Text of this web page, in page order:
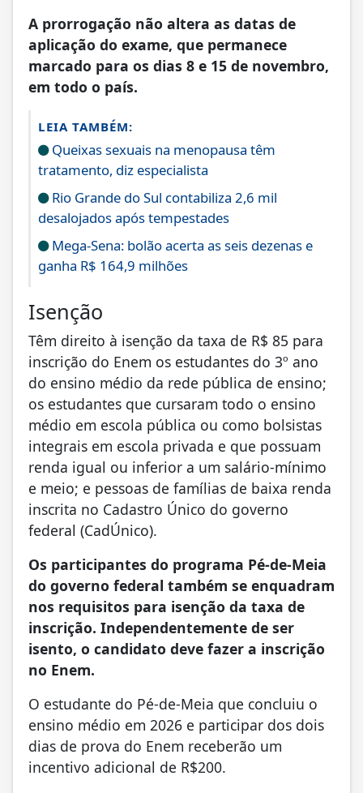
A prorrogação não altera as datas de
aplicação do exame, que permanece
marcado para os dias 8 e 15 de novembro,
em todo o país.
LEIA TAMBÉM:
Queixas sexuais na menopausa têm
tratamento, diz especialista
Rio Grande do Sul contabiliza 2,6 mil
desalojados após tempestades
Mega-Sena: bolão acerta as seis dezenas e
ganha R$ 164,9 milhões
Isenção
Têm direito à isenção da taxa de R$ 85 para
inscrição do Enem os estudantes do 3º ano
do ensino médio da rede pública de ensino;
os estudantes que cursaram todo o ensino
médio em escola pública ou como bolsistas
integrais em escola privada e que possuam
renda igual ou inferior a um salário-mínimo
e meio; e pessoas de famílias de baixa renda
inscrita no Cadastro Único do governo
federal (CadÚnico).
Os participantes do programa Pé-de-Meia
do governo federal também se enquadram
nos requisitos para isenção da taxa de
inscrição. Independentemente de ser
isento, o candidato deve fazer a inscrição
no Enem.
O estudante do Pé-de-Meia que concluiu o
ensino médio em 2026 e participar dos dois
dias de prova do Enem receberão um
incentivo adicional de R$200.